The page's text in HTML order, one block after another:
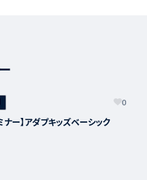
0
ナー】アダプキッズベーシック